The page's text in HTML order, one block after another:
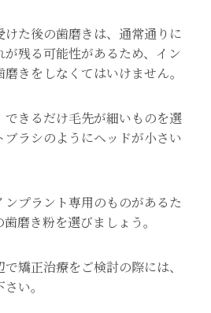
た後の歯磨きは、通常通りに
残る可能性があるため、イン
きをしなくてはいけません。
きるだけ毛先が細いものを選
ラシのようにヘッドが小さい
ンプラント専用のものがあるた
磨き粉を選びましょう。
矯正治療をご検討の際には、
い。